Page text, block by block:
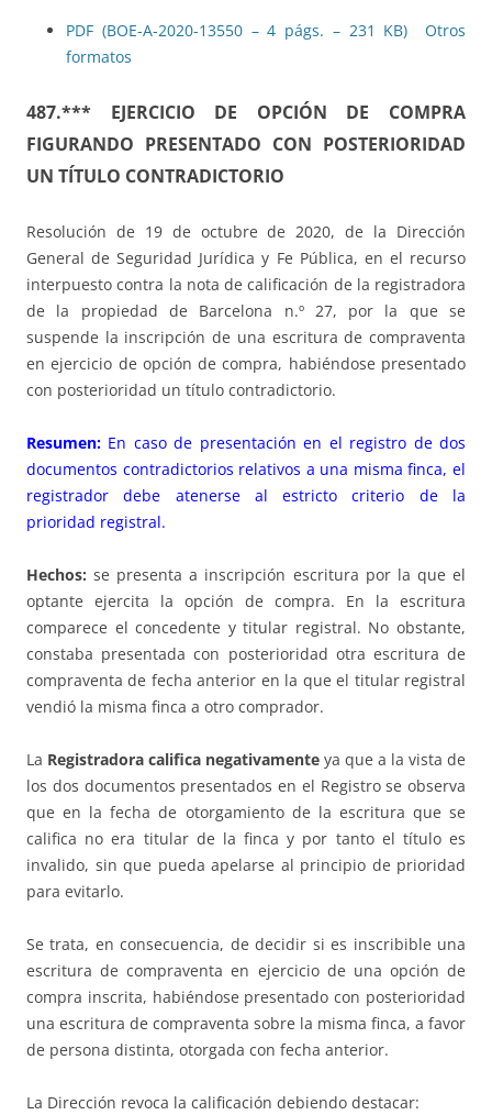
PDF (BOE-A-2020-13550 – 4 págs. – 231 KB)
Otros
formatos
487.*** EJERCICIO DE OPCIÓN DE COMPRA
FIGURANDO PRESENTADO CON POSTERIORIDAD
UN TÍTULO CONTRADICTORIO
Resolución de 19 de octubre de 2020, de la Dirección
General de Seguridad Jurídica y Fe Pública, en el recurso
interpuesto contra la nota de calificación de la registradora
de la propiedad de Barcelona n.º 27, por la que se
suspende la inscripción de una escritura de compraventa
en ejercicio de opción de compra, habiéndose presentado
con posterioridad un título contradictorio.
Resumen: En caso de presentación en el registro de dos
documentos contradictorios relativos a una misma finca, el
registrador debe atenerse al estricto criterio de la
prioridad registral.
Hechos: se presenta a inscripción escritura por la que el
optante ejercita la opción de compra. En la escritura
comparece el concedente y titular registral. No obstante,
constaba presentada con posterioridad otra escritura de
compraventa de fecha anterior en la que el titular registral
vendió la misma finca a otro comprador.
La Registradora califica negativamente ya que a la vista de
los dos documentos presentados en el Registro se observa
que en la fecha de otorgamiento de la escritura que se
califica no era titular de la finca y por tanto el título es
invalido, sin que pueda apelarse al principio de prioridad
para evitarlo.
Se trata, en consecuencia, de decidir si es inscribible una
escritura de compraventa en ejercicio de una opción de
compra inscrita, habiéndose presentado con posterioridad
una escritura de compraventa sobre la misma finca, a favor
de persona distinta, otorgada con fecha anterior.
La Dirección revoca la calificación debiendo destacar: